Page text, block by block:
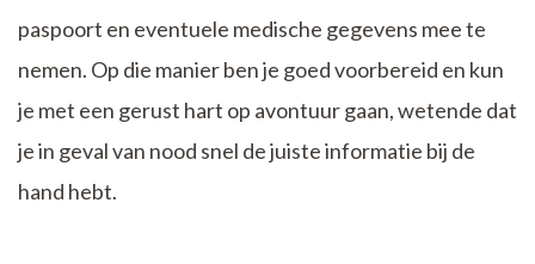
paspoort en eventuele medische gegevens mee te
nemen. Op die manier ben je goed voorbereid en kun
je met een gerust hart op avontuur gaan, wetende dat
je in geval van nood snel de juiste informatie bij de
hand hebt.